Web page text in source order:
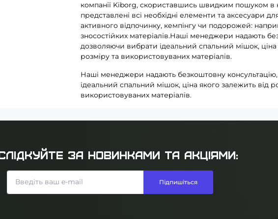
компанії Kiborg, скориставшись швидким пошуком в
представлені всі необхідні елементи та аксесуари
активного відпочинку, кемпінгу чи подорожей:
зносостійких матеріалів.Наші менеджери надають
дозволяючи вибрати ідеальний спальний мішок, ціна
розміру та використовуваних матеріалів.
Наші менеджери надають безкоштовну
ідеальний спальний мішок, ціна якого залежить від
використовуваних матеріалів.
ЗА НОВИНКАМИ ТА АКЦІЯМИ:
Підпишіться